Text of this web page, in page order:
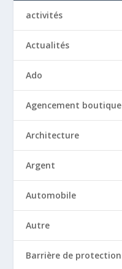
activités
Actualités
Ado
Agencement boutique
Architecture
Argent
Automobile
Autre
Barrière de protection